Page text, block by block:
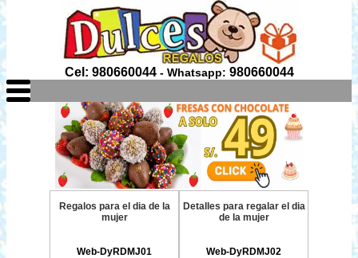
Cel: 980660044- Whatsapp: 980660044
Regalos para el dia de la
mujer
Web-DyRDMJ01
Detalles para regalar el dia
de la mujer
Web-DyRDMJ02